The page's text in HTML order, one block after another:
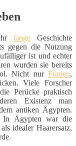
langeGeschichte
gegen die Nutzung
ist und echter
wurden sie bereits
Nicht nur Frauen,
Viele Forscher
Perücke praktisch
Existenz man
antiken Ägypten.
In Ägypten war die
idealer Haarersatz,